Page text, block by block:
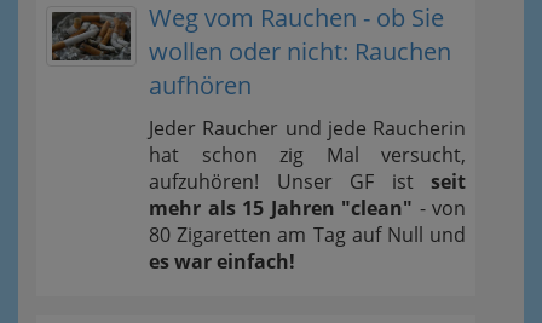
Weg vom Rauchen - ob Sie
wollen oder nicht: Rauchen
aufhören
Jeder Raucher und jede Raucherin
hat schon zig Mal versucht,
aufzuhören! Unser GF ist seit
mehr als 15 Jahren "clean" - von
80 Zigaretten am Tag auf Null und
es war einfach!